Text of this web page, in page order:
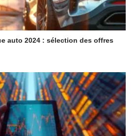
auto 2024 : sélection des offres